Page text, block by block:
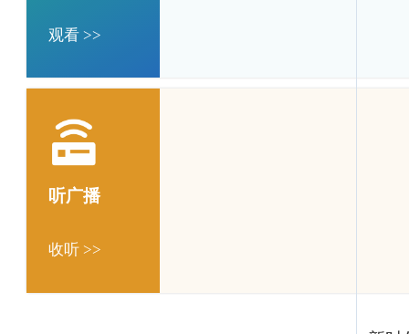
观看 >>
听广播
收听 >>